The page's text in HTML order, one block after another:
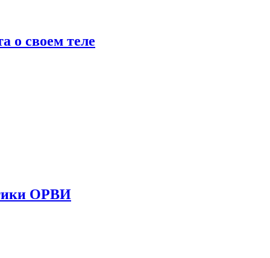
о своем теле
ОРВИ